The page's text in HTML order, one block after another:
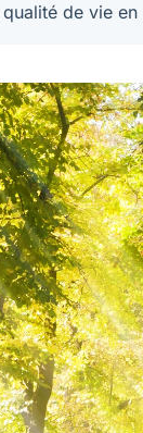
de vie